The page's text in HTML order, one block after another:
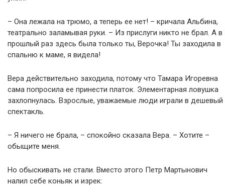
– Она лежала на трюмо, а теперь ее нет! – кричала Альбина,
театрально заламывая руки. – Из прислуги никто не брал. А в
прошлый раз здесь была только ты, Верочка! Ты заходила в
спальню к маме, я видела!
Вера действительно заходила, потому что Тамара Игоревна
сама попросила ее принести платок. Элементарная ловушка
захлопнулась. Взрослые, уважаемые люди играли в дешевый
спектакль.
– Я ничего не брала, – спокойно сказала Вера. – Хотите –
обыщите меня.
Но обыскивать не стали. Вместо этого Петр Мартынович
налил себе коньяк и изрек: